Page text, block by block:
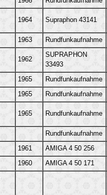
1964 Supraphon 43141
1963 Rundfunkaufnahme
1962
SUPRAPHON
33493
1965 Rundfunkaufnahme
1965 Rundfunkaufnahme
1965 Rundfunkaufnahme
Rundfunkaufnahme
1961 AMIGA 4 50 256
1960 AMIGA 4 50 171